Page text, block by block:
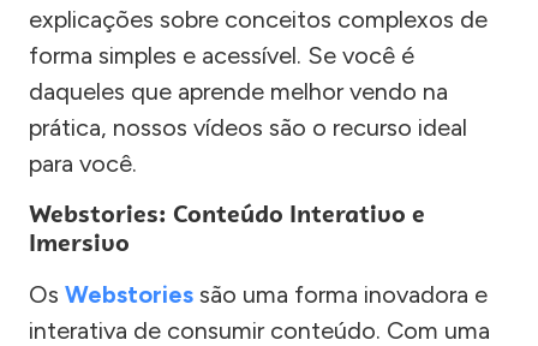
explicações sobre conceitos complexos de
forma simples e acessível. Se você é
daqueles que aprende melhor vendo na
prática, nossos vídeos são o recurso ideal
para você.
Webstories: Conteúdo Interativo e
Imersivo
Os Webstories são uma forma inovadora e
interativa de consumir conteúdo. Com uma